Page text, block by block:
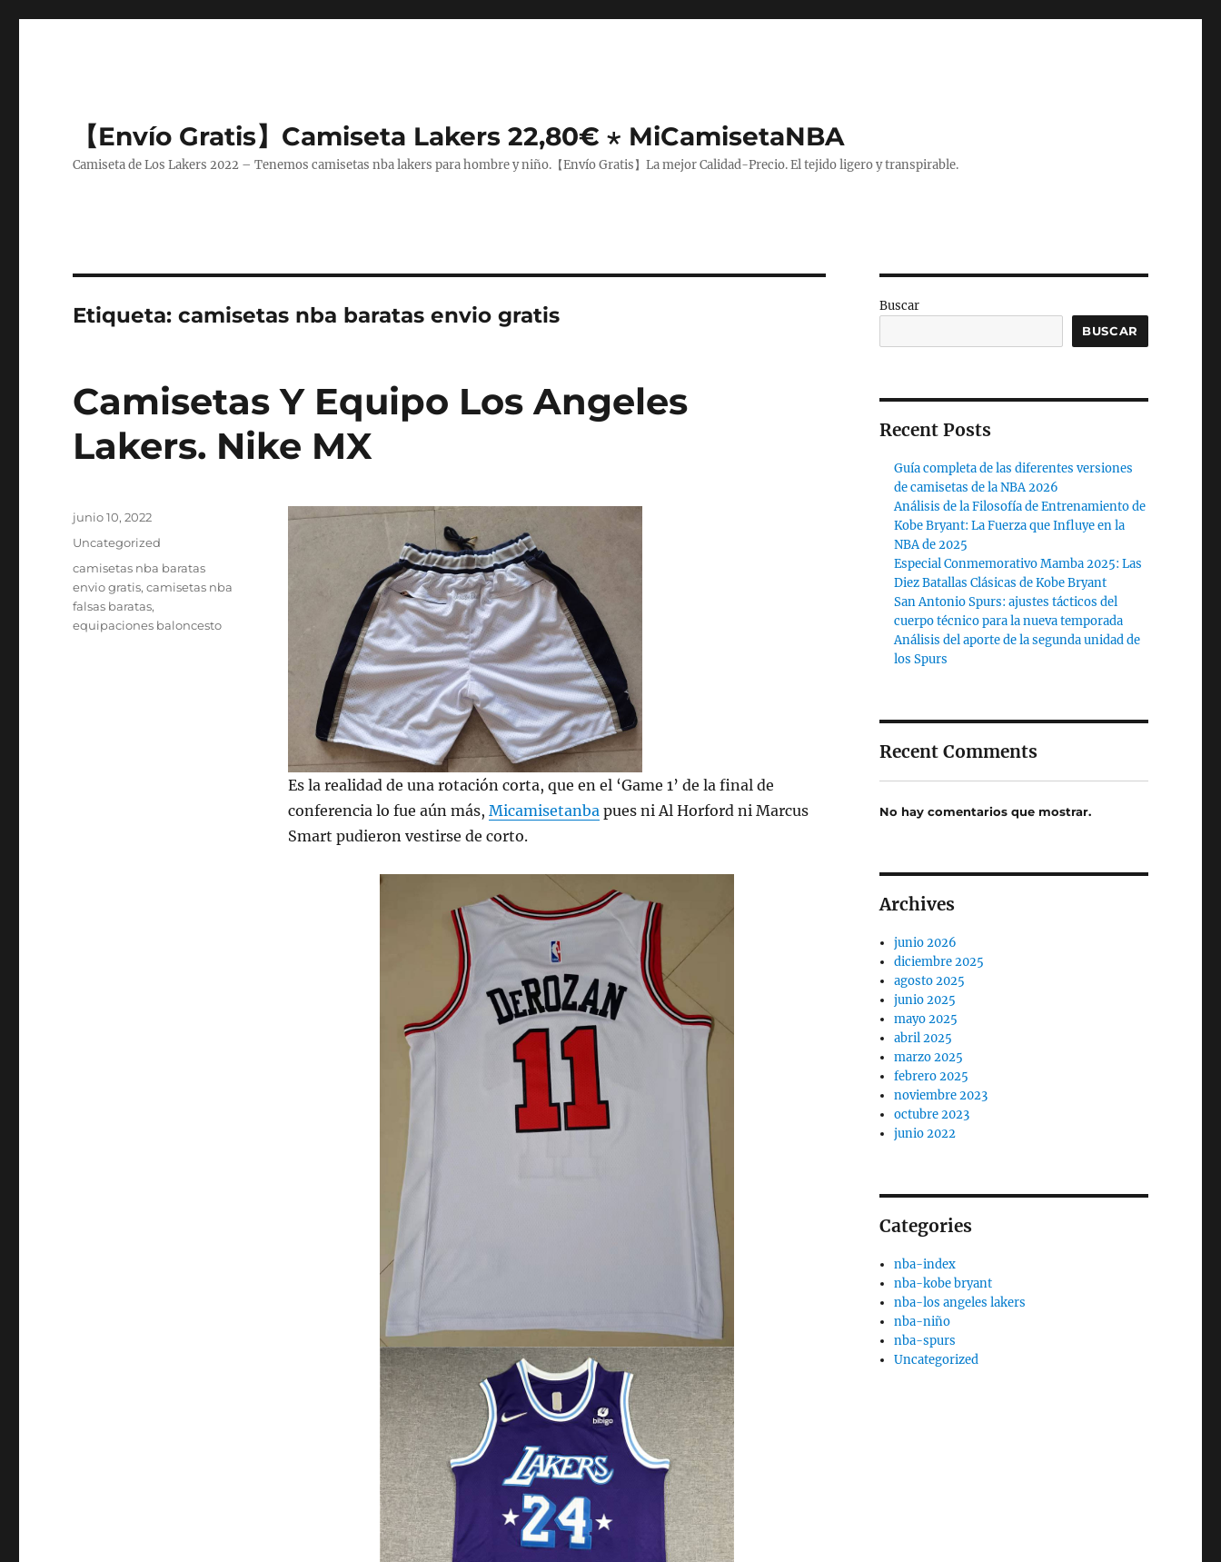
【Envío Gratis】Camiseta Lakers 22,80€ ⋆ MiCamisetaNBA
Camiseta de Los Lakers 2022 – Tenemos camisetas nba lakers para hombre y niño.【Envío Gratis】La mejor Calidad-Precio. El tejido ligero y transpirable.
Etiqueta:camisetas nba baratas envio gratis
Camisetas Y Equipo Los Angeles
Lakers. Nike MX
Es la realidad de una rotación corta, que en el ‘Game 1’ de la final de
conferencia lo fue aún más, Micamisetanba pues ni Al Horford ni Marcus
Smart pudieron vestirse de corto.
Publicado
junio 10, 2022
Categorías
Uncategorized
Etiquetas
camisetas nba baratas
envio gratis,camisetas nba
falsas baratas,
equipaciones baloncesto
Buscar
BUSCAR
Recent Posts
Guía completa de las diferentes versiones
de camisetas de la NBA 2026
Análisis de la Filosofía de Entrenamiento de
Kobe Bryant: La Fuerza que Influye en la
NBA de 2025
Especial Conmemorativo Mamba 2025: Las
Diez Batallas Clásicas de Kobe Bryant
San Antonio Spurs: ajustes tácticos del
cuerpo técnico para la nueva temporada
Análisis del aporte de la segunda unidad de
los Spurs
Recent Comments
No hay comentarios que mostrar.
Archives
junio 2026
diciembre 2025
agosto 2025
junio 2025
mayo 2025
abril 2025
marzo 2025
febrero 2025
noviembre 2023
octubre 2023
junio 2022
Categories
nba-index
nba-kobe bryant
nba-los angeles lakers
nba-niño
nba-spurs
Uncategorized